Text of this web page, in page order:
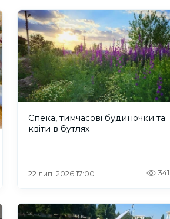
Спека, тимчасові будиночки та
квіти в бутлях
22 лип. 2026 17:00 341